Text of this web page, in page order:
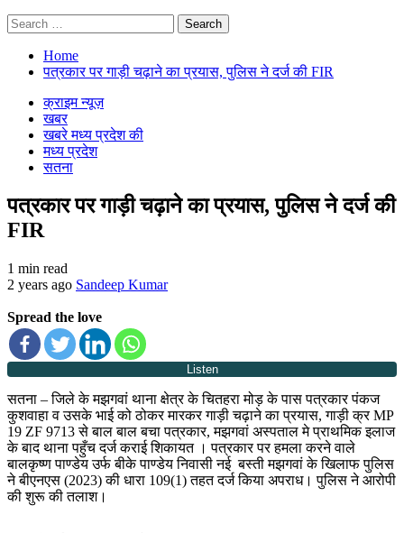
Search
for:
Home
पत्रकार पर गाड़ी चढ़ाने का प्रयास, पुलिस ने दर्ज की FIR
क्राइम न्यूज़
खबर
खबरे मध्य प्रदेश की
मध्य प्रदेश
सतना
पत्रकार पर गाड़ी चढ़ाने का प्रयास, पुलिस ने दर्ज की
FIR
1 min read
2 years ago Sandeep Kumar
Spread the love
Listen
सतना – जिले के मझगवां थाना क्षेत्र के चितहरा मोड़ के पास पत्रकार पंकज
कुशवाहा व उसके भाई को ठोकर मारकर गाड़ी चढ़ाने का प्रयास, गाड़ी क्र MP
19 ZF 9713 से बाल बाल बचा पत्रकार, मझगवां अस्पताल मे प्राथमिक इलाज
के बाद थाना पहुँच दर्ज कराई शिकायत । पत्रकार पर हमला करने वाले
बालकृष्ण पाण्डेय उर्फ बीके पाण्डेय निवासी नई बस्ती मझगवां के खिलाफ पुलिस
ने बीएनएस (2023) की धारा 109(1) तहत दर्ज किया अपराध। पुलिस ने आरोपी
की शुरू की तलाश।